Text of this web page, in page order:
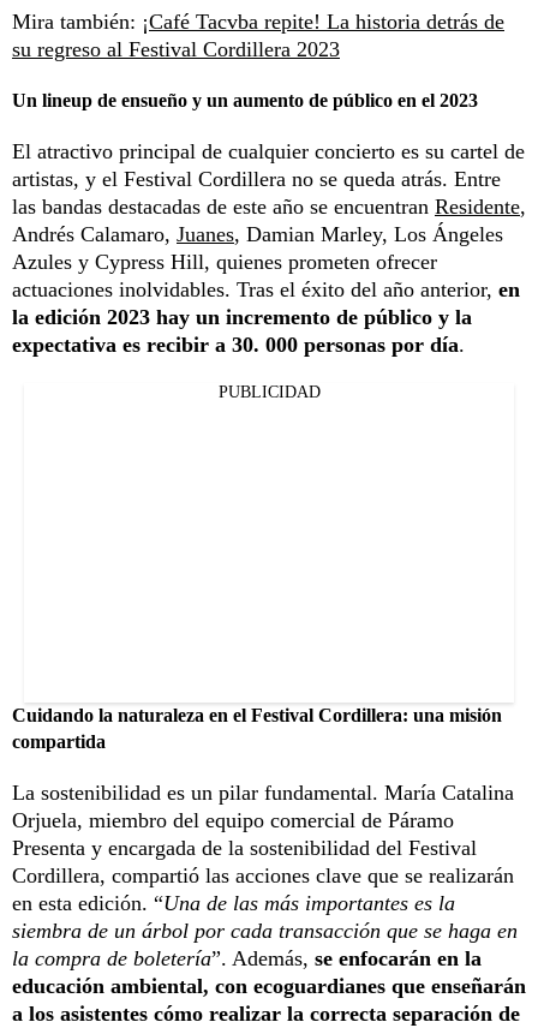
Mira también: ¡Café Tacvba repite! La historia detrás de
su regreso al Festival Cordillera 2023
Un lineup de ensueño y un aumento de público en el 2023
El atractivo principal de cualquier concierto es su cartel de
artistas, y el Festival Cordillera no se queda atrás. Entre
las bandas destacadas de este año se encuentran Residente,
Andrés Calamaro, Juanes, Damian Marley, Los Ángeles
Azules y Cypress Hill, quienes prometen ofrecer
actuaciones inolvidables. Tras el éxito del año anterior, en
la edición 2023 hay un incremento de público y la
expectativa es recibir a 30. 000 personas por día.
PUBLICIDAD
Cuidando la naturaleza en el Festival Cordillera: una misión
compartida
La sostenibilidad es un pilar fundamental. María Catalina
Orjuela, miembro del equipo comercial de Páramo
Presenta y encargada de la sostenibilidad del Festival
Cordillera, compartió las acciones clave que se realizarán
en esta edición. “Una de las más importantes es la
siembra de un árbol por cada transacción que se haga en
la compra de boletería”. Además, se enfocarán en la
educación ambiental, con ecoguardianes que enseñarán
a los asistentes cómo realizar la correcta separación de